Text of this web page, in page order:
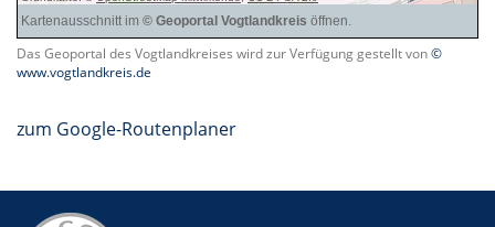
Das Geoportal des Vogtlandkreises wird zur Verfügung gestellt von©
www.vogtlandkreis.de
zum Google-Routenplaner